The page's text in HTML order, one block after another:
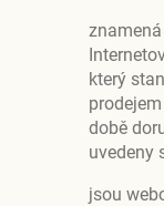
který
době
uvedeny
jsou